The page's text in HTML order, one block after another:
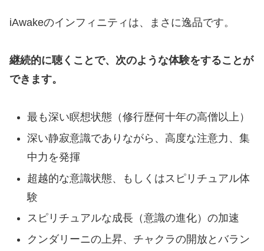
iAwakeのインフィニティは、まさに逸品です。
継続的に聴くことで、次のような体験をすることが
できます。
最も深い瞑想状態（修行歴何十年の高僧以上）
深い静寂意識でありながら、高度な注意力、集
中力を発揮
超越的な意識状態、もしくはスピリチュアル体
験
スピリチュアルな成長（意識の進化）の加速
クンダリーニの上昇、チャクラの開放とバラン